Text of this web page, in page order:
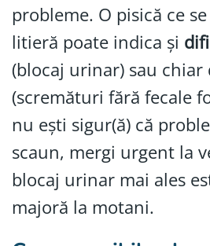
probleme. O pisică ce
litieră poate indica și
(blocaj urinar) sau chiar
(scremături fără fecale
nu ești sigur(ă) că
scaun, mergi urgent la
blocaj urinar mai ales
majoră la motani.